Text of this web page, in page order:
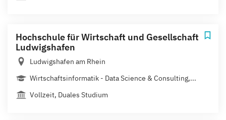
Hochschule für Wirtschaft und Gesellschaft
Ludwigshafen
Ludwigshafen am Rhein
Wirtschaftsinformatik - Data Science & Consulting,...
Vollzeit, Duales Studium